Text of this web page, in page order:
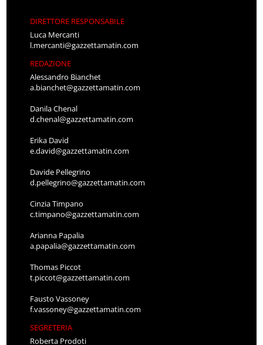
DIRETTORE RESPONSABILE
Luca Mercanti
l.mercanti@gazzettamatin.com
REDAZIONE
Alessandro Bianchet
a.bianchet@gazzettamatin.com
Danila Chenal
d.chenal@gazzettamatin.com
Erika David
e.david@gazzettamatin.com
Davide Pellegrino
d.pellegrino@gazzettamatin.com
Cinzia Timpano
c.timpano@gazzettamatin.com
Arianna Papalia
a.papalia@gazzettamatin.com
Thomas Piccot
t.piccot@gazzettamatin.com
Fausto Vassoney
f.vassoney@gazzettamatin.com
SEGRETERIA
Roberta Prodoti